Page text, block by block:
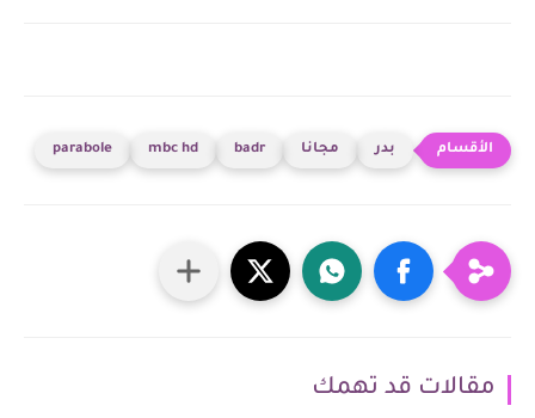
بدر مجانا badr
mbc hd
parabole
مقالات قد تهمك